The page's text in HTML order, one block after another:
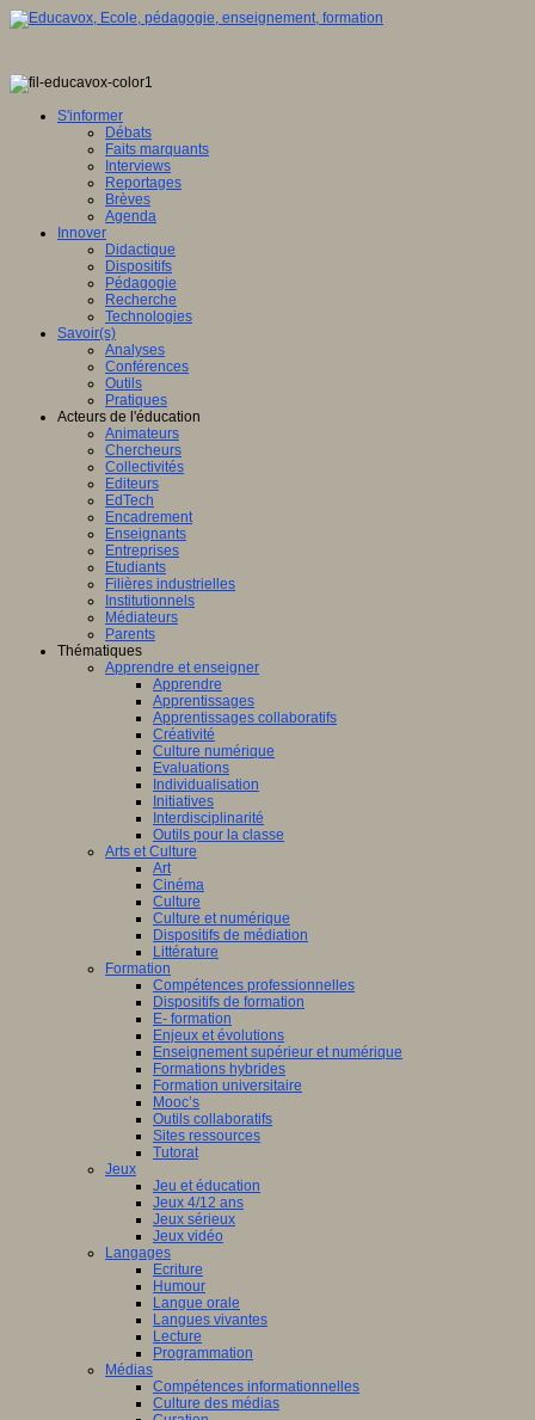
S'informer
Débats
Faits marquants
Interviews
Reportages
Brèves
Agenda
Innover
Didactique
Dispositifs
Pédagogie
Recherche
Technologies
Savoir(s)
Analyses
Conférences
Outils
Pratiques
Acteurs de l'éducation
Animateurs
Chercheurs
Collectivités
Editeurs
EdTech
Encadrement
Enseignants
Entreprises
Etudiants
Filières industrielles
Institutionnels
Médiateurs
Parents
Thématiques
Apprendre et enseigner
Apprendre
Apprentissages
Apprentissages collaboratifs
Créativité
Culture numérique
Evaluations
Individualisation
Initiatives
Interdisciplinarité
Outils pour la classe
Arts et Culture
Art
Cinéma
Culture
Culture et numérique
Dispositifs de médiation
Littérature
Formation
Compétences professionnelles
Dispositifs de formation
E- formation
Enjeux et évolutions
Enseignement supérieur et numérique
Formations hybrides
Formation universitaire
Mooc’s
Outils collaboratifs
Sites ressources
Tutorat
Jeux
Jeu et éducation
Jeux 4/12 ans
Jeux sérieux
Jeux vidéo
Langages
Ecriture
Humour
Langue orale
Langues vivantes
Lecture
Programmation
Médias
Compétences informationnelles
Culture des médias